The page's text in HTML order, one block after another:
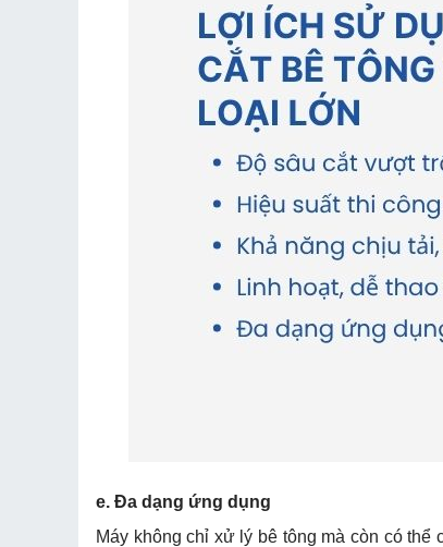
e. Đa dạng ứng dụng
Máy không chỉ xử lý bê tông mà còn có